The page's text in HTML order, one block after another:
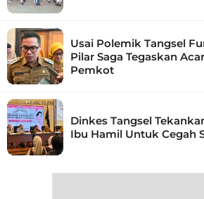
Usai Polemik Tangsel
Pilar Saga Tegaskan
Pemkot
Dinkes Tangsel
Ibu Hamil Untuk Cegah